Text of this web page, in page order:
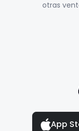
otras
App